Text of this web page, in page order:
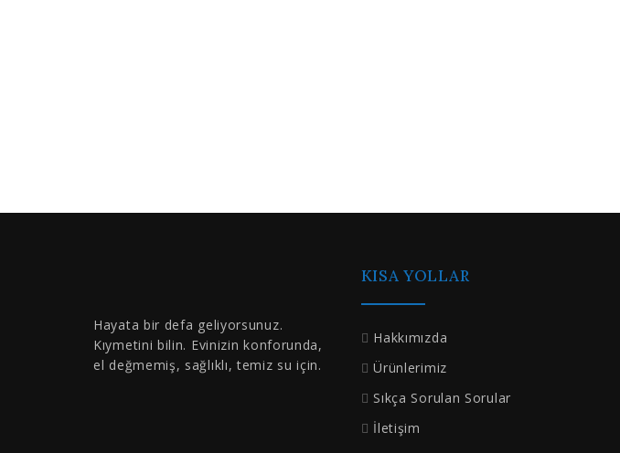
Hayata bir defa geliyorsunuz.
Kıymetini bilin. Evinizin konforunda,
el değmemiş, sağlıklı, temiz su için.
KISA YOLLAR
Hakkımızda
Ürünlerimiz
Sıkça Sorulan Sorular
İletişim